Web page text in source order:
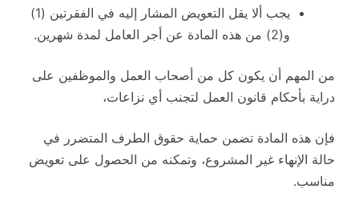
يجب ألا يقل التعويض المشار إليه في الفقرتين (1)
و(2) من هذه المادة عن أجر العامل لمدة شهرين.
من المهم أن يكون كل من أصحاب العمل والموظفين على
دراية بأحكام قانون العمل لتجنب أي نزاعات،
فإن هذه المادة تضمن حماية حقوق الطرف المتضرر في
حالة الإنهاء غير المشروع، وتمكنه من الحصول على تعويض
مناسب.